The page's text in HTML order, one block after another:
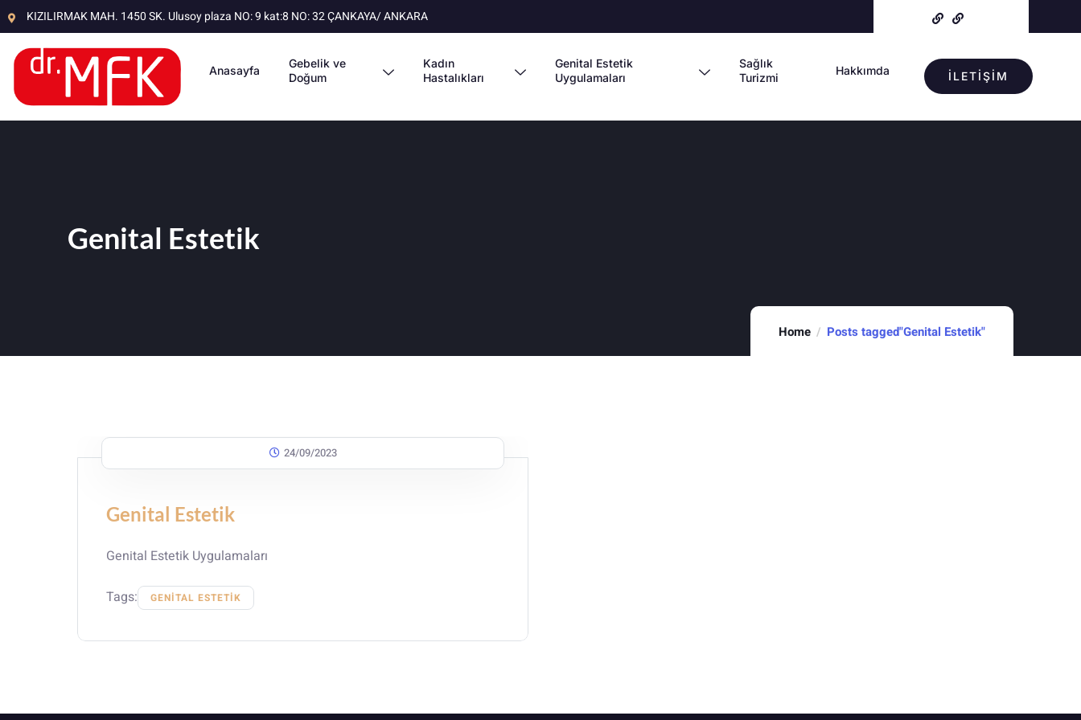
KIZILIRMAK MAH. 1450 SK. Ulusoy plaza NO: 9 kat:8 NO: 32 ÇANKAYA/ ANKARA
Anasayfa
Gebelik ve
Doğum
Kadın
Hastalıkları
Genital Estetik
Uygulamaları
Sağlık
Turizmi
Hakkımda İLETİŞİM
Genital Estetik
Home Posts tagged"Genital Estetik"
24/09/2023
Genital Estetik
Genital Estetik Uygulamaları
Tags: GENITAL ESTETIK